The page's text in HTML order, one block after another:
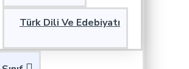
Türk Dili Ve Edebiyatı